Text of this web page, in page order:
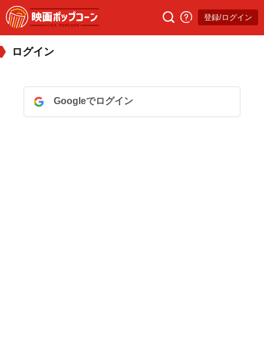
登録/ログイン
ログイン
Googleでログイン